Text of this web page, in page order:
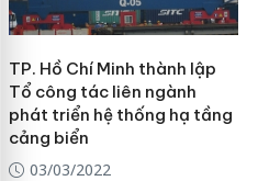
TP. Hồ Chí Minh thành lập
Tổ công tác liên ngành
phát triển hệ thống hạ tầng
cảng biển
03/03/2022